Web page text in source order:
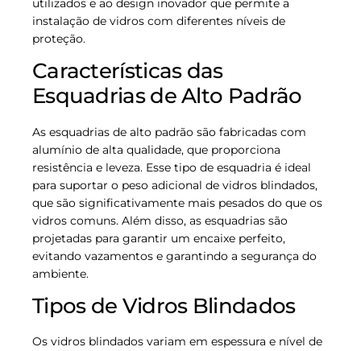
utilizados e ao design inovador que permite a
instalação de vidros com diferentes níveis de
proteção.
Características das
Esquadrias de Alto Padrão
As esquadrias de alto padrão são fabricadas com
alumínio de alta qualidade, que proporciona
resistência e leveza. Esse tipo de esquadria é ideal
para suportar o peso adicional de vidros blindados,
que são significativamente mais pesados do que os
vidros comuns. Além disso, as esquadrias são
projetadas para garantir um encaixe perfeito,
evitando vazamentos e garantindo a segurança do
ambiente.
Tipos de Vidros Blindados
Os vidros blindados variam em espessura e nível de